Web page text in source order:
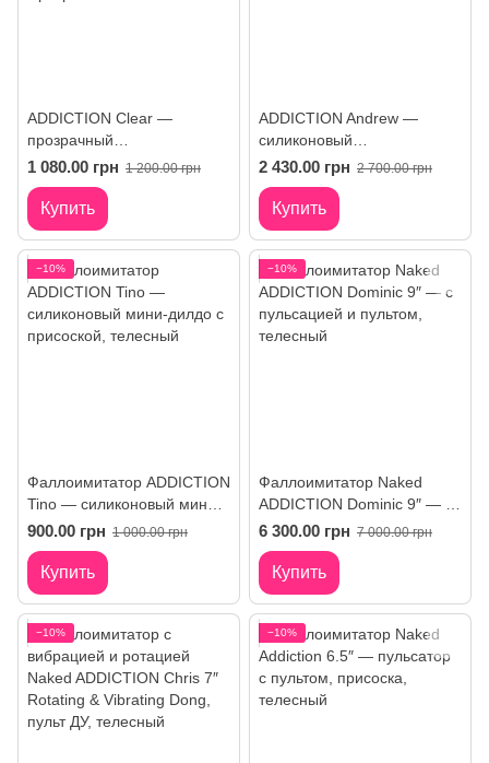
ADDICTION Clear —
прозрачный
фаллоимитатор с
мошонкой и вибропулей
1 080.00 грн 1 200.00 грн
Купить
ADDICTION Andrew —
силиконовый
фаллоимитатор с
мошонкой и вибропулей
2 430.00 грн 2 700.00 грн
Купить
−10%
Фаллоимитатор ADDICTION
Tino — силиконовый мини-
дилдо с присоской
900.00 грн 1 000.00 грн
Купить
−10%
Фаллоимитатор Naked
ADDICTION Dominic 9″ — с
пульсацией и пультом
6 300.00 грн 7 000.00 грн
Купить
−10% −10%